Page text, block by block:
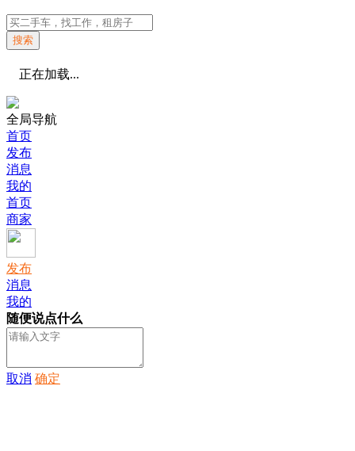
搜索
正在加载...
全局导航
首页
发布
消息
我的
首页
商家
发布
消息
我的
随便说点什么
取消 确定